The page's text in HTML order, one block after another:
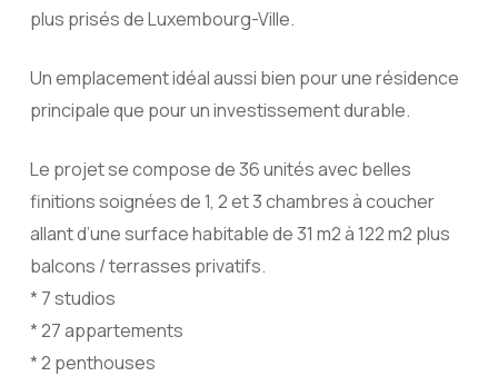
plus prisés de Luxembourg-Ville.
Un emplacement idéal aussi bien pour une résidence
principale que pour un investissement durable.
Le projet se compose de 36 unités avec belles
finitions soignées de 1, 2 et 3 chambres à coucher
allant d’une surface habitable de 31 m2 à 122 m2 plus
balcons / terrasses privatifs.
* 7 studios
* 27 appartements
* 2 penthouses